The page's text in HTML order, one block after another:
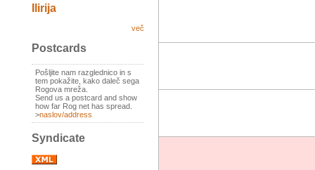
Ilirija
več
Postcards
Pošljite nam razglednico in s
tem pokažite, kako daleč sega
Rogova mreža.
Send us a postcard and show
how far Rog net has spread.
>naslov/address
Syndicate